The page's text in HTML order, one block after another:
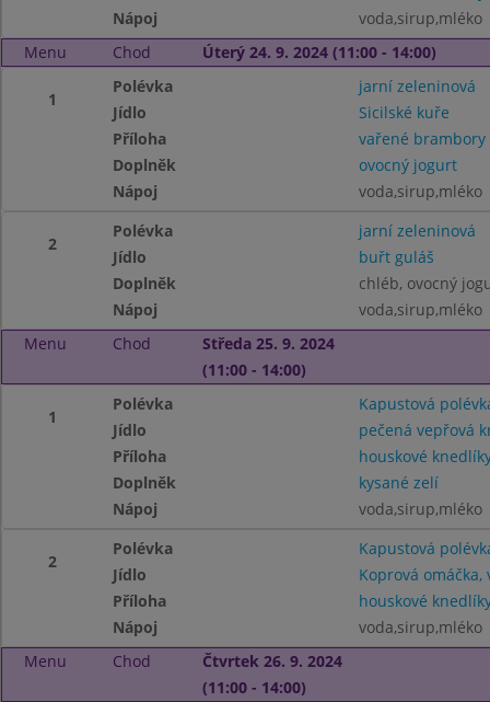
Nápoj
voda,sirup,mléko
Menu
Chod Úterý 24. 9. 2024 (11:00 - 14:00)
1
Polévka
jarní zeleninová
Jídlo
Sicilské kuře
Příloha
vařené brambory
Doplněk
ovocný jogurt
Nápoj
voda,sirup,mléko
2
Polévka
jarní zeleninová
Jídlo
buřt guláš
Doplněk
chléb, ovocný
Nápoj
voda,sirup,mléko
Menu
Chod
Středa 25. 9. 2024
(11:00 - 14:00)
1
Polévka
Kapustová
Jídlo
pečená vepřová
Příloha
houskové
Doplněk
kysané zelí
Nápoj
voda,sirup,mléko
2
Polévka
Kapustová
Jídlo
Koprová omáčka,
Příloha
houskové
Nápoj
voda,sirup,mléko
Menu
Chod
Čtvrtek 26. 9. 2024
(11:00 - 14:00)